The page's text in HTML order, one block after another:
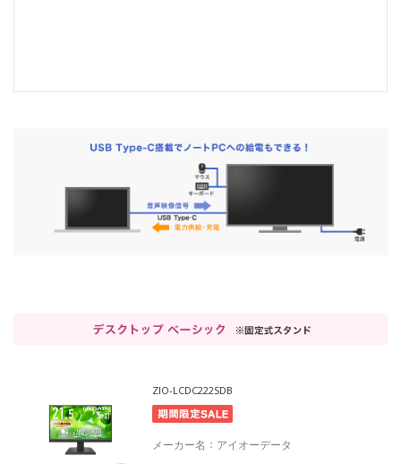
ZIO-LCDC222SDB
メーカー名 アイオーデータ